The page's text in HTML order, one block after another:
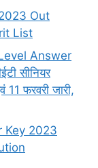
Out
List
Answer
सीनियर
फरवरी जारी,
Key 2023